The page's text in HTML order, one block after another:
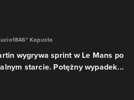
Kapusta
wygrywa sprint w Le Mans po
starcie. Potężny wypadek...